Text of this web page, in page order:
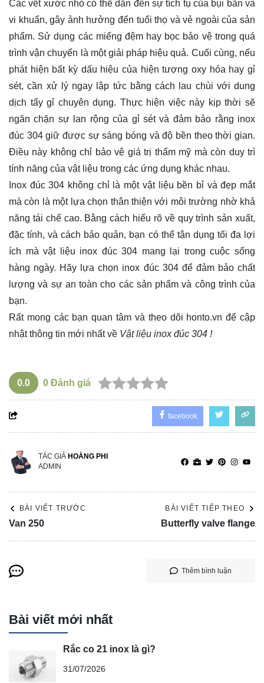
Các vết xước nhỏ có thể dẫn đến sự tích tụ của bụi bẩn và
vi khuẩn, gây ảnh hưởng đến tuổi thọ và vẻ ngoài của sản
phẩm. Sử dụng các miếng đệm hay bọc bảo vệ trong quá
trình vận chuyển là một giải pháp hiệu quả. Cuối cùng, nếu
phát hiện bất kỳ dấu hiệu của hiện tượng oxy hóa hay gỉ
sét, cần xử lý ngay lập tức bằng cách lau chùi với dung
dịch tẩy gỉ chuyên dụng. Thực hiện việc này kịp thời sẽ
ngăn chặn sự lan rộng của gỉ sét và đảm bảo rằng inox
đúc 304 giữ được sự sáng bóng và độ bền theo thời gian.
Điều này không chỉ bảo vệ giá trị thẩm mỹ mà còn duy trì
tính năng của vật liệu trong các ứng dụng khác nhau.
Inox đúc 304 không chỉ là một vật liệu bền bỉ và đẹp mắt
mà còn là một lựa chọn thân thiện với môi trường nhờ khả
năng tái chế cao. Bằng cách hiểu rõ về quy trình sản xuất,
đặc tính, và cách bảo quản, bạn có thể tận dụng tối đa lợi
ích mà vật liệu inox đúc 304 mang lại trong cuộc sống
hàng ngày. Hãy lựa chọn inox đúc 304 để đảm bảo chất
lượng và sự an toàn cho các sản phẩm và công trình của
bạn.
Rất mong các bạn quan tâm và theo dõi honto.vn để cập
nhật thông tin mới nhất về Vật liệu inox đúc 304 !
0.0 0 Đánh giá
facebook
TÁC GIẢ HOÀNG PHI
ADMIN
BÀI VIẾT TRƯỚC
Van 250
BÀI VIẾT TIẾP THEO
Butterfly valve flange
Thêm bình luận
Bài viết mới nhất
Rắc co 21 inox là gì?
31/07/2026